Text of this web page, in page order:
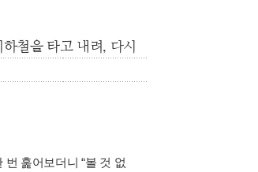
철을 타고 내려, 다시
훑어보더니 “볼 것 없